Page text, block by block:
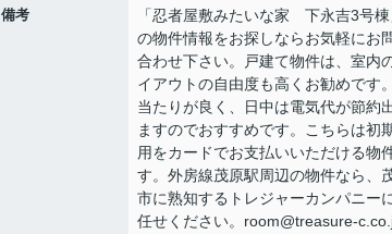
備考
「忍者屋敷みたいな家 下永吉3号棟
の物件情報をお探しならお気軽にお
合わせ下さい。戸建て物件は、室内
イアウトの自由度も高くお勧めです
当たりが良く、日中は電気代が節約
ますのでおすすめです。こちらは初
用をカードでお支払いいただける物
す。外房線茂原駅周辺の物件なら、
市に熟知するトレジャーカンパニー
任せください。room@treasure-